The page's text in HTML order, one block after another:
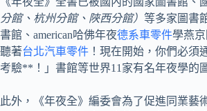
分館、杭州分館、陜西分館） 等多家圖書
書館、american哈佛年夜德系車零件學燕
聽著台北汽車零件 ！現在開始，你們必須
考驗**！」書館等世界11家有名年夜學的
此外，《年夜全》編委會為了促進同業藝